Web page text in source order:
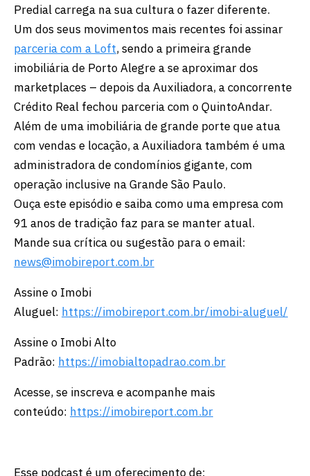
Predial carrega na sua cultura o fazer diferente.
Um dos seus movimentos mais recentes foi assinar
parceria com a Loft, sendo a primeira grande
imobiliária de Porto Alegre a se aproximar dos
marketplaces – depois da Auxiliadora, a concorrente
Crédito Real fechou parceria com o QuintoAndar.
Além de uma imobiliária de grande porte que atua
com vendas e locação, a Auxiliadora também é uma
administradora de condomínios gigante, com
operação inclusive na Grande São Paulo.
Ouça este episódio e saiba como uma empresa com
91 anos de tradição faz para se manter atual.
Mande sua crítica ou sugestão para o email:
news@imobireport.com.br
Assine o Imobi
Aluguel: https://imobireport.com.br/imobi-aluguel/
Assine o Imobi Alto
Padrão: https://imobialtopadrao.com.br
Acesse, se inscreva e acompanhe mais
conteúdo: https://imobireport.com.br
Esse podcast é um oferecimento de: